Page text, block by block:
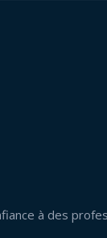
à des